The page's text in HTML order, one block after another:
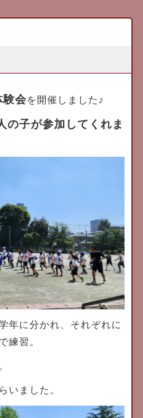
験会を開催しました♪
の子が参加してくれま
年に分かれ、それぞれに
練習。
いました。